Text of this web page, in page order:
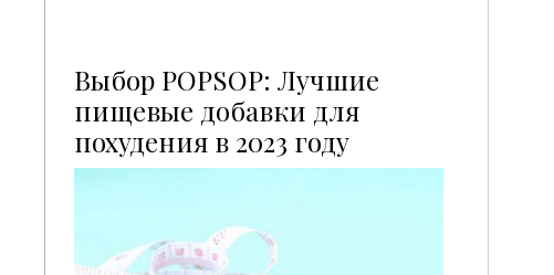
Выбор POPSOP: Лучшие
пищевые добавки для
похудения в 2023 году